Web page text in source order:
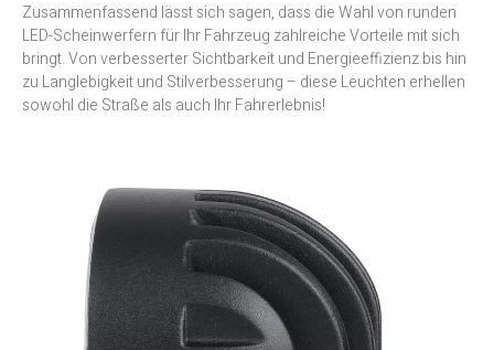
Zusammenfassend lässt sich sagen, dass die Wahl von runden
LED-Scheinwerfern für Ihr Fahrzeug zahlreiche Vorteile mit sich
bringt. Von verbesserter Sichtbarkeit und Energieeffizienz bis hin
zu Langlebigkeit und Stilverbesserung – diese Leuchten erhellen
sowohl die Straße als auch Ihr Fahrerlebnis!